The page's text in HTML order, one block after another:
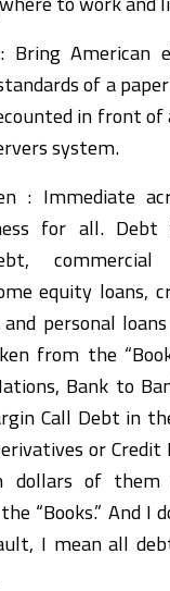
Bring American
of a
in front of
system.
: Immediate
for all. Debt
equity loans,
personal
from the
Bank to
Call Debt in
or
dollars of them
“Books.” And I
I mean all